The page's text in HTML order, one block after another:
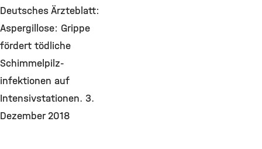
Deutsches Ärzteblatt:
Aspergillose: Grippe
fördert tödliche
Schimmelpilz­
infektionen auf
Intensivstationen. 3.
Dezember 2018